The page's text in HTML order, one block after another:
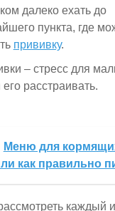
далеко ехать до
пункта, где
прививку.
– стресс для
расстраивать.
Меню для
как правильно
каждый